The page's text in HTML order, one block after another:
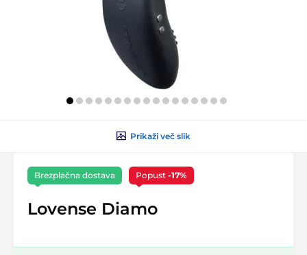
Prikaži več slik
Brezplačna dostava Popust -17%
Lovense Diamo